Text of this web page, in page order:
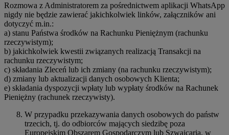
Rozmowa z Administratorem za pośrednictwem aplikacji WhatsApp
nigdy nie będzie zawierać jakichkolwiek linków, załączników ani
dotyczyć m.in.:
a) stanu Państwa środków na Rachunku Pieniężnym (rachunku
rzeczywistym);
b) jakichkolwiek kwestii związanych realizacją Transakcji na
rachunku rzeczywistym;
c) składania Zleceń lub ich zmiany (na rachunku rzeczywistym);
d) zmiany lub aktualizacji danych osobowych Klienta;
e) składania dyspozycji wpłaty lub wypłaty środków na Rachunek
Pieniężny (rachunek rzeczywisty).
W przypadku przekazywania danych osobowych do państw
trzecich, tj. do odbiorców mających siedzibę poza
Europejskim Obszarem Gospodarczym lub Szwajcarią, w